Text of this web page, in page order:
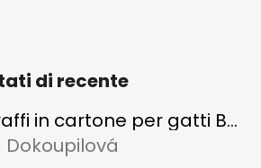
di recente
Tiragraffi in cartone per gatti BASIC Colour
del prodotto è 5 su 5 stelle.
Dokoupilová